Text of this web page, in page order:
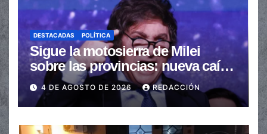
DESTACADAS POLÍTICA
Sigue la motosierra de Milei
sobre las provincias: nueva caída
de las transferencias no
automáticas
4 DE AGOSTO DE 2026 REDACCIÓN